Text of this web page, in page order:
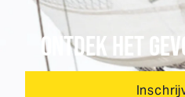
ONTDEK HET